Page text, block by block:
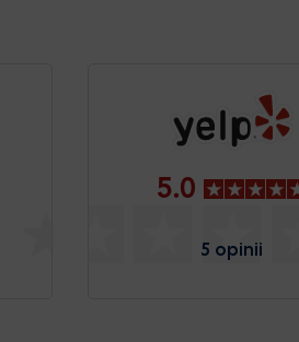
5.0
5 opinii